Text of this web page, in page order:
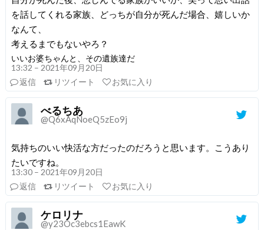
を話してくれる家族、どっちが自分が死んだ場合、嬉しいか
なんて、
考えるまでもないやろ？
いいお婆ちゃんと、その遺族達だ
13:32 – 2021年09月20日
返信
リツイート お気に入り
べるちあ
@Q6xAqNoeQ5zEo9j
気持ちのいい快活な方だったのだろうと思います。こうあり
たいですね。
13:30 – 2021年09月20日
返信
リツイート お気に入り
ケロリナ
@y23Oc3ebcs1EawK